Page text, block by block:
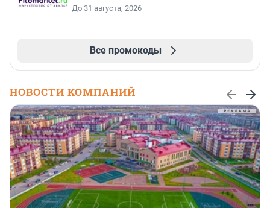
До 31 августа, 2026
Все промокоды
НОВОСТИ КОМПАНИЙ